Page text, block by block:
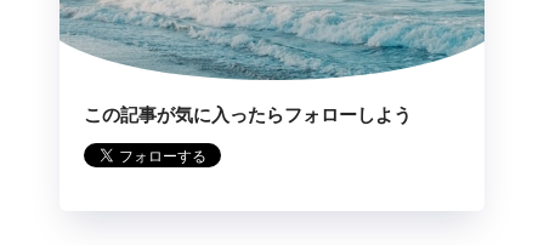
この記事が気に入ったらフォローしよう